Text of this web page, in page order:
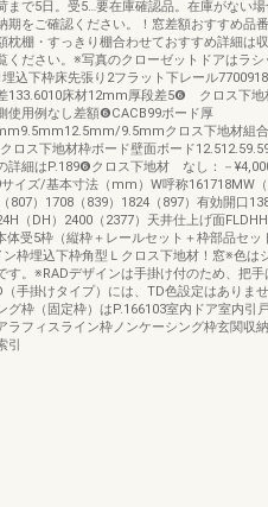
まで5日。受5…要在庫確認品。在庫がない
期をご確認ください。！窓差額おすすめ品
枕棚・すっきり棚合わせておすすめ詳細は
ください。※写真のクローゼットドアはラ
込下枠床先張り2フラット下レール
133.6010床材12mm厚段差5❻ クロス下地
使用例なし差額❻CACB99ボード厚
9.5mmクロス下地材組
ロス下地材枠ボード壁面ボード
詳細はP.189❻クロス下地材 なし：－
サイズ/基本寸法（mm）W呼称161718MW（
807）1708（839）1824（897）有効開口
（DH）2400（2377）天井仕上げ面
体受5枠（縦枠＋レールセット＋枠部品セッ
枠埋込下枠角型Ｌクロス下地材！窓※色は
す。※RADデザインは手掛け付のため、把手
（手掛けタイプ）には、TD色設定はありま
グ枠（固定枠）はP.166103室内ドア室内引
ラフィスライン枠ノンケーシング枠玄関収
引